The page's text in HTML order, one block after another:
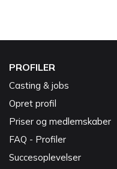
PROFILER
Casting & jobs
Opret profil
Priser og medlemskaber
FAQ - Profiler
Succesoplevelser